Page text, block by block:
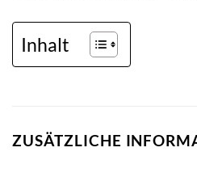
Inhalt
ZUSÄTZLICHE